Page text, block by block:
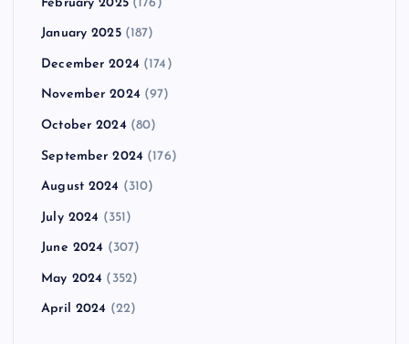
February 2025(176)
January 2025(187)
December 2024 (174)
November 2024 (97)
October 2024 (80)
September 2024 (176)
August 2024 (310)
July 2024 (351)
June 2024 (307)
May 2024 (352)
April 2024 (22)